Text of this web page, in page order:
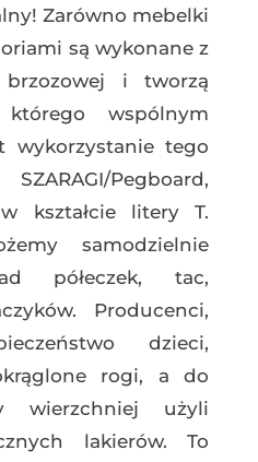
Zarówno mebelki
są wykonane z
i tworzą
wspólnym
wykorzystanie tego
Pegboard,
kształcie litery T.
samodzielnie
półeczek, tac,
Producenci,
dzieci,
rogi, a do
wierzchniej użyli
lakierów. To